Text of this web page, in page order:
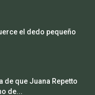
el dedo pequeño
de que Juana Repetto
de...